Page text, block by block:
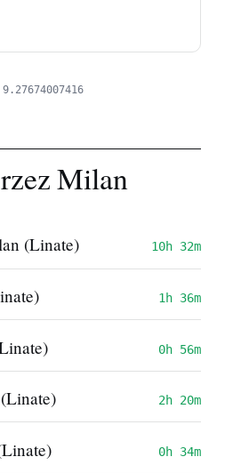
Milan
(Linate) 10h 32m
1h 36m
0h 56m
2h 20m
0h 34m